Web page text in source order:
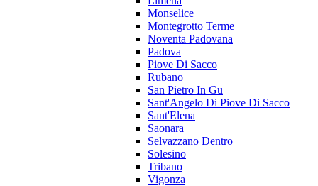
Monselice
Montegrotto Terme
Noventa Padovana
Padova
Piove Di Sacco
Rubano
San Pietro In Gu
Sant'Angelo Di Piove Di Sacco
Sant'Elena
Saonara
Selvazzano Dentro
Solesino
Tribano
Vigonza